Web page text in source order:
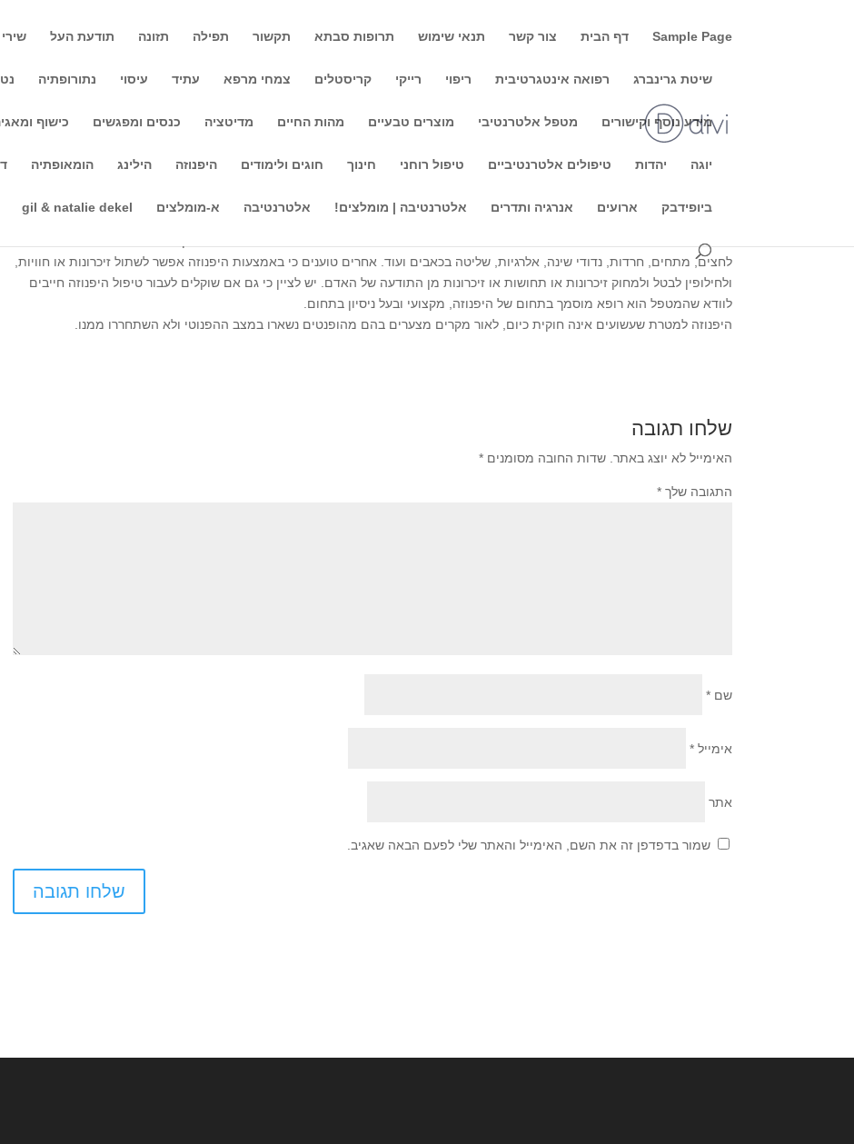
Sample Page דף הבית צור קשר תנאי שימוש תרופות סבתא תקשור תפילה תזונה תודעת העל
שיטת גרינברג רפואה אינטגרטיבית ריפוי רייקי קריסטלים צמחי מרפא עתיד עיסוי נתורופתיה
מידע נוסף וקישורים מטפל אלטרנטיבי מוצרים טבעיים מהות החיים מדיטציה כנסים ומפגשים כישוף
יוגה יהדות טיפולים אלטרנטיביים טיפול רוחני חינוך חוגים ולימודים היפנוזה הילינג הומאופתיה
ביופידבק ארועים אנרגיה ותדרים אלטרנטיבה | מומלצים! אלטרנטיבה א-מומלצים gil & natalie dekel
היפנוזה
היפנוזה היא מצב שונה של מודעות, במהלכו המטופל מגיע לריכוז בדרגה גבוהה ביותר, לצד מודעות לחויות והאירועים שהוא עובר וחווה.
המטופל מגיע לשלב אחר של מודעות והוא מרוכז מאוד בחוויה. יש הסבורים כי היפנוזה היא שיטה לפתרון בעיות רפואיות ונפשיות כמו
לחצים, מתחים, חרדות, נדודי שינה, אלרגיות, שליטה בכאבים ועוד. אחרים טוענים כי באמצעות היפנוזה אפשר לשתול זיכרונות או חוויות,
ולחילופין לבטל ולמחוק זיכרונות או תחושות או זיכרונות מן התודעה של האדם. יש לציין כי גם אם שוקלים לעבור טיפול היפנוזה חייבים
לוודא שהמטפל הוא רופא מוסמך בתחום של היפנוזה, מקצועי ובעל ניסיון בתחום.
היפנוזה למטרת שעשועים אינה חוקית כיום, לאור מקרים מצערים בהם מהופנטים נשארו במצב ההפנוטי ולא השתחררו ממנו.
שלחו תגובה
האימייל לא יוצג באתר. שדות החובה מסומנים*
התגובה שלך*
שם*
אימייל*
אתר
שמור בדפדפן זה את השם, האימייל והאתר שלי לפעם הבאה שאגיב.